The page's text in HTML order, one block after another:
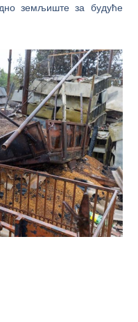
земљиште за будуће